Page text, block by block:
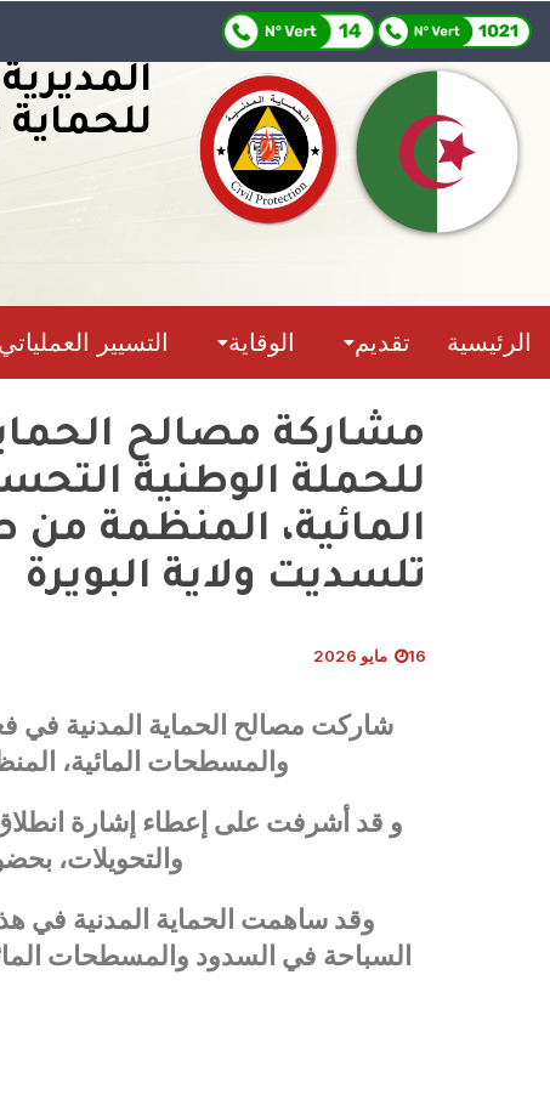
للحماية
الرئيسية تقديم الوقاية التسيير العملياتي
مشاركة مصالح
للحملة الوطنية
المائية، المنظمة من
تلسديت ولاية البويرة
16 مايو 2026
شاركت مصالح الحماية المدنية في
والمسطحات المائية،
و قد أشرفت على إعطاء إشارة انطلاق
والتحويلات،
وقد ساهمت الحماية المدنية في
السباحة في السدود والمسطحات